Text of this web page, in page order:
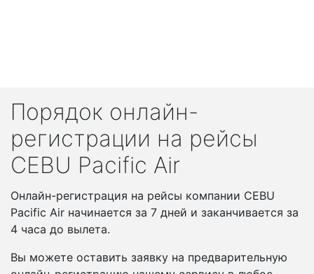
Порядок онлайн-
регистрации на рейсы
CEBU Pacific Air
Онлайн-регистрация на рейсы компании CEBU
Pacific Air начинается за 7 дней и заканчивается за
4 часа до вылета.
Вы можете оставить заявку на предварительную